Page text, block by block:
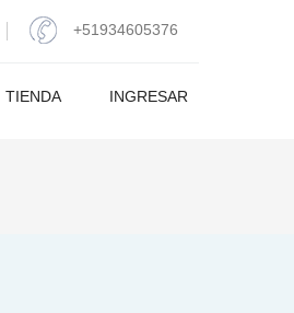
+51934605376
TIENDA INGRESAR